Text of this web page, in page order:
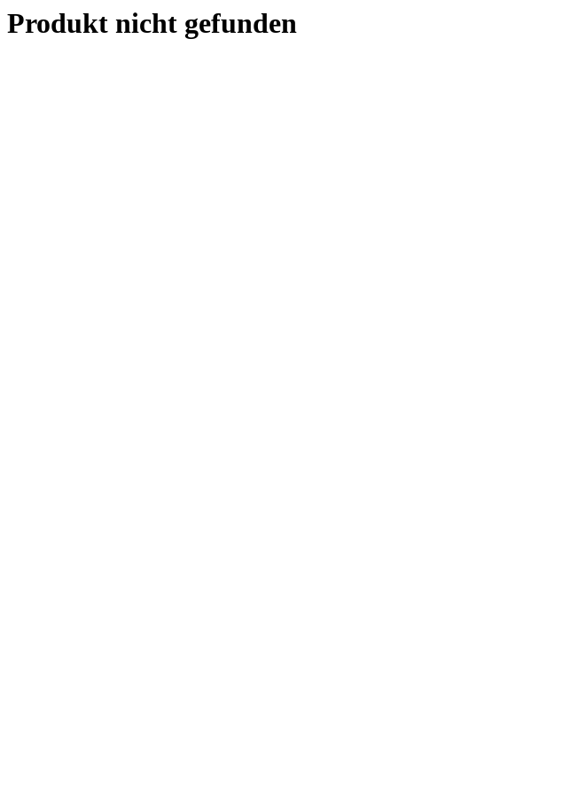
Produkt nicht gefunden